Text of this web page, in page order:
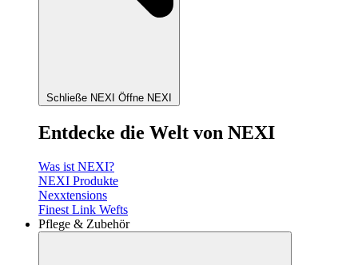
Schließe NEXI Öffne NEXI
Entdecke die Welt von NEXI
Was ist NEXI?
NEXI Produkte
Nexxtensions
Finest Link Wefts
Pflege & Zubehör